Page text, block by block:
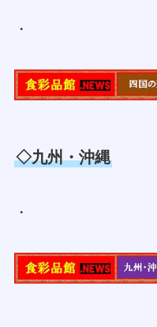
・
◇九州・沖縄
・